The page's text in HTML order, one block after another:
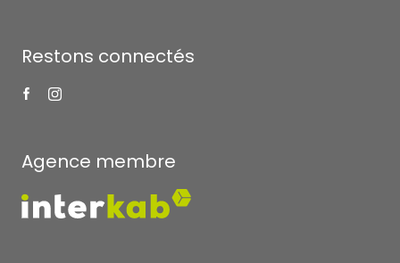
Restons connectés
Agence membre